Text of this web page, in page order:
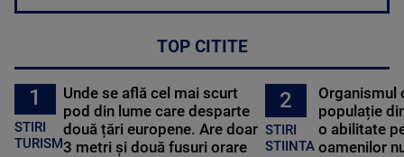
TOP CITITE
1
STIRI
TURISM
Unde se află cel mai scurt
pod din lume care desparte
două țări europene. Are doar
3 metri și două fusuri orare
2
STIRI
STIINTA
Organismul
populație
o abilitate
oamenilor